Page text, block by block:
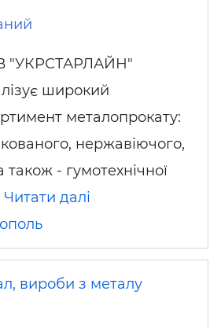
"УКРСТАРЛАЙН"
широкий
металопрокату:
нержавіючого,
також - гумотехнічної
Читати далі
вироби з металу